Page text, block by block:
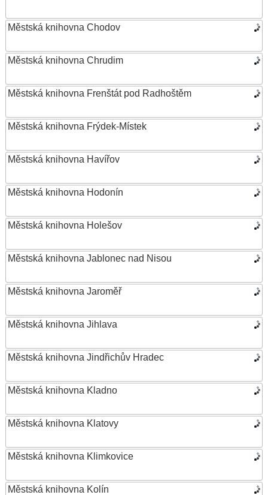
Městská knihovna Chodov
Městská knihovna Chrudim
Městská knihovna Frenštát pod Radhoštěm
Městská knihovna Frýdek-Místek
Městská knihovna Havířov
Městská knihovna Hodonín
Městská knihovna Holešov
Městská knihovna Jablonec nad Nisou
Městská knihovna Jaroměř
Městská knihovna Jihlava
Městská knihovna Jindřichův Hradec
Městská knihovna Kladno
Městská knihovna Klatovy
Městská knihovna Klimkovice
Městská knihovna Kolín